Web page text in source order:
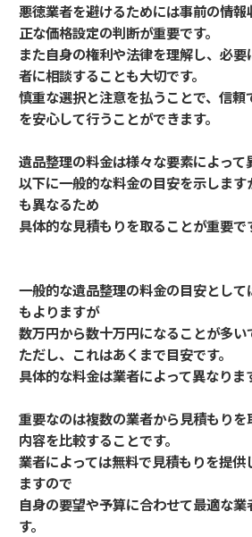
悪徳業者を避けるためには事前の情
正な価格設定の判断が重要です。
また自身の権利や法律を理解し、必
者に相談することも大切です。
慎重な選択と注意を払うことで、信
を安心して行うことができます。
遺品整理の料金は様々な要素によって
以下に一般的な料金の目安を示します
も異なるため
具体的な見積もりを取ることが重要で
一般的な遺品整理の料金の目安とし
もよりますが
数万円から数十万円になることが多い
ただし、これはあくまで目安です。
具体的な料金は業者によって異なりま
重要なのは複数の業者から見積もりを
内容を比較することです。
業者によっては無料で見積もりを提供
ますので
自身の要望や予算に合わせて最適な
す。